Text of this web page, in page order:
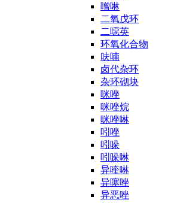
噌啉
二氧戊环
二噁英
环氧化合物
呋喃
卤代杂环
杂环砌块
咪唑
咪唑烷
咪唑啉
吲唑
吲哚
吲哚啉
异喹啉
异噻唑
异恶唑